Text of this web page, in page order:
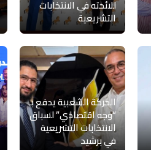
للائحته في الانتخابات
التشريعية
الحركة الشعبية يدفع بـ
“وجه اقتصادي” لسباق
الانتخابات التشريعية
في برشيد